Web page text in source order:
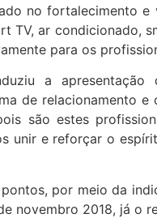
no fortalecimento
ar condicionado,
para os
a
de relacionamento
são estes
unir e reforçar o
por meio da
novembro 2018, já